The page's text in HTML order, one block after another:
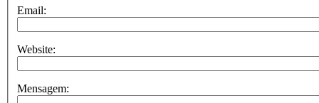
Email:
Website:
Mensagem: